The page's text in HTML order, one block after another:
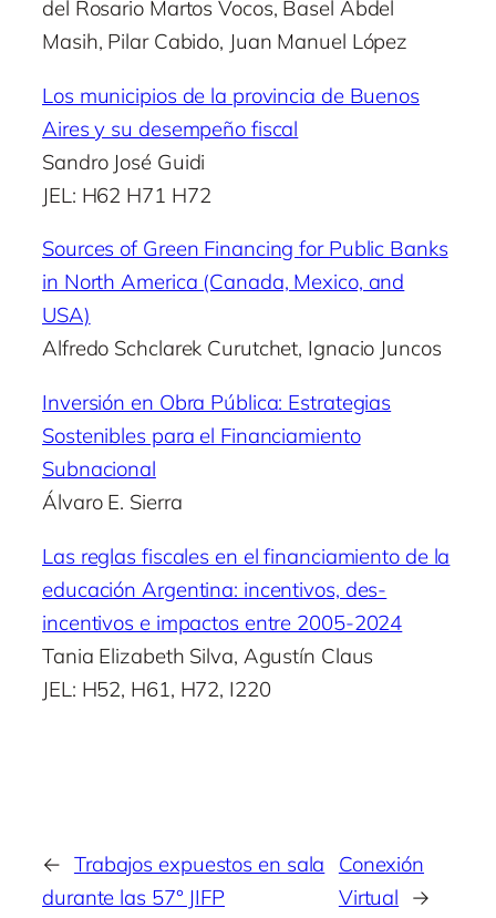
del Rosario Martos Vocos, Basel Abdel
Masih, Pilar Cabido, Juan Manuel López
Los municipios de la provincia de Buenos
Aires y su desempeño fiscal
Sandro José Guidi
JEL: H62 H71 H72
Sources of Green Financing for Public Banks
in North America (Canada, Mexico, and
USA)
Alfredo Schclarek Curutchet, Ignacio Juncos
Inversión en Obra Pública: Estrategias
Sostenibles para el Financiamiento
Subnacional
Álvaro E. Sierra
Las reglas fiscales en el financiamiento de la
educación Argentina: incentivos, des-
incentivos e impactos entre 2005-2024
Tania Elizabeth Silva, Agustín Claus
JEL: H52, H61, H72, I220
← Trabajos expuestos en sala
durante las 57° JIFP
Conexión
Virtual →